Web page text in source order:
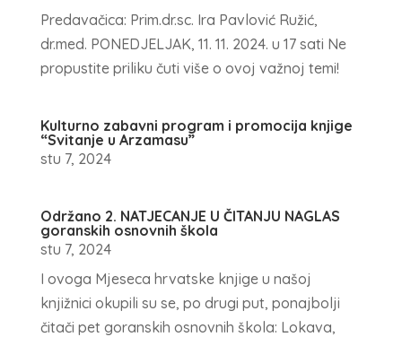
Predavačica: Prim.dr.sc. Ira Pavlović Ružić,
dr.med. PONEDJELJAK, 11. 11. 2024. u 17 sati Ne
propustite priliku čuti više o ovoj važnoj temi!
Kulturno zabavni program i promocija knjige
“Svitanje u Arzamasu”
stu 7, 2024
Održano 2. NATJECANJE U ČITANJU NAGLAS
goranskih osnovnih škola
stu 7, 2024
I ovoga Mjeseca hrvatske knjige u našoj
knjižnici okupili su se, po drugi put, ponajbolji
čitači pet goranskih osnovnih škola: Lokava,